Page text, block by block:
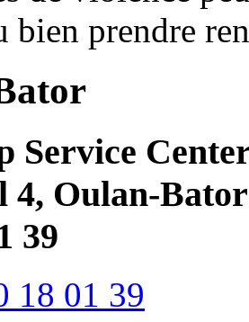
bien prendre
Service
Oulan-
39
18 01 39